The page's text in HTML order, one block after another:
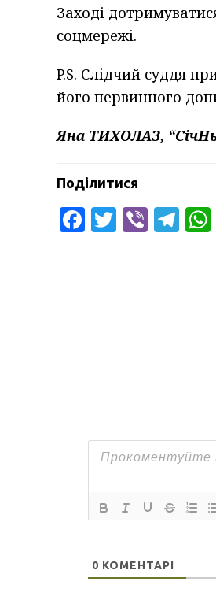
Заході
соцмережі.
P.S. Слідчий суддя
його первинного
Яна ТИХОЛАЗ,
Поділитися
Facebook
Twitter
Viber
0 КОМЕНТАРІ